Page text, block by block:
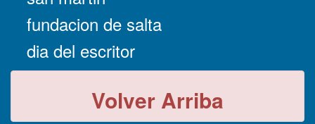
fundacion de salta
dia del escritor
Volver Arriba